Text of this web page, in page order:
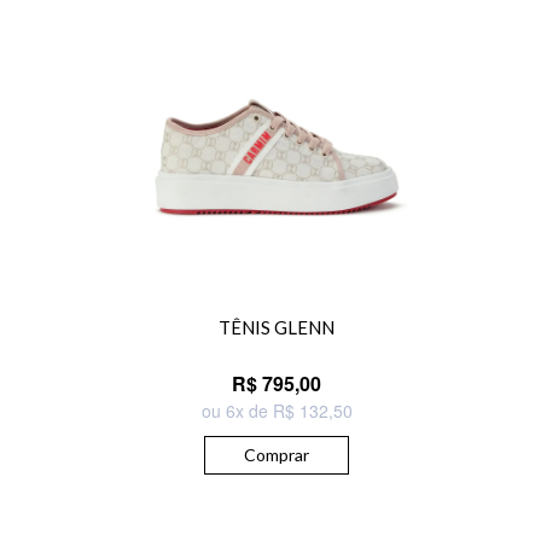
TÊNIS GLENN
R$ 795,00
ou 6x de R$ 132,50
Comprar